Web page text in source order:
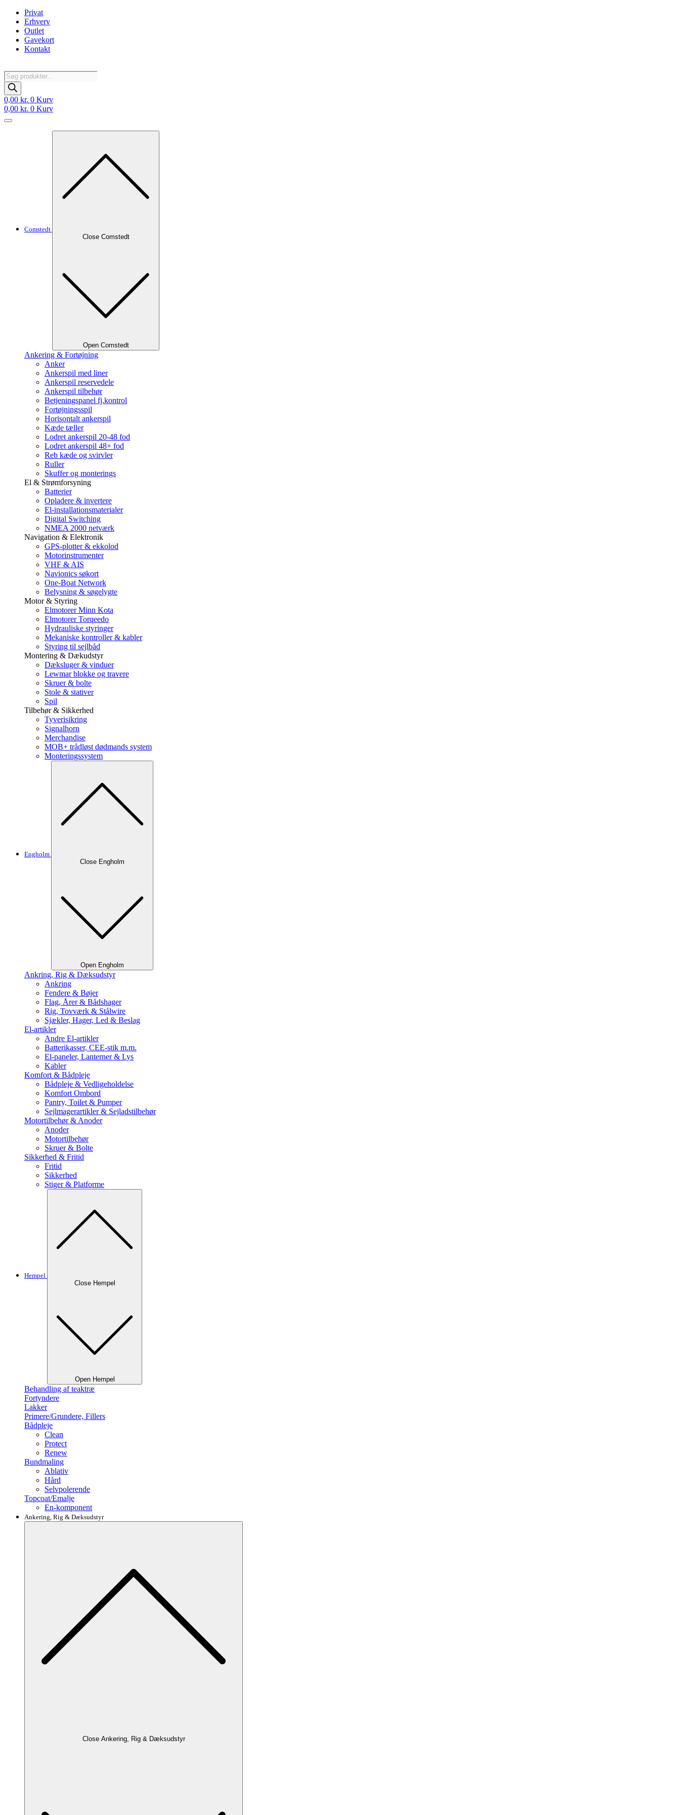
Videre
indhold
Privat
Erhverv
Outlet
Gavekort
Kontakt
Products
search
0,00 kr. 0 Kurv
0,00 kr. 0 Kurv
Comstedt
Close Comstedt
Open Comstedt
Ankering & Fortøjning
Anker
Ankerspil med liner
Ankerspil reservedele
Ankerspil tilbehør
Betjeningspanel fj.kontrol
Fortøjningsspil
Horisontalt ankerspil
Kæde tæller
Lodret ankerspil 20-48 fod
Lodret ankerspil 48+ fod
Reb kæde og svirvler
Ruller
Skuffer og monterings
El & Strømforsyning
Batterier
Opladere & invertere
El-installationsmaterialer
Digital Switching
NMEA 2000 netværk
Navigation & Elektronik
GPS-plotter & ekkolod
Motorinstrumenter
VHF & AIS
Navionics søkort
One-Boat Network
Belysning & søgelygte
Motor & Styring
Elmotorer Minn Kota
Elmotorer Torqeedo
Hydrauliske styringer
Mekaniske kontroller & kabler
Styring til sejlbåd
Montering & Dækudstyr
Dæksluger & vinduer
Lewmar blokke og travere
Skruer & bolte
Stole & stativer
Spil
Tilbehør & Sikkerhed
Tyverisikring
Signalhorn
Merchandise
MOB+ trådløst dødmands system
Monteringssystem
Engholm
Close Engholm
Open Engholm
Ankring, Rig & Dæksudstyr
Ankring
Fendere & Bøjer
Flag, Årer & Bådshager
Rig, Tovværk & Stålwire
Sjækler, Hager, Led & Beslag
El-artikler
Andre El-artikler
Batterikasser, CEE-stik m.m.
El-paneler, Lanterner & Lys
Kabler
Komfort & Bådpleje
Bådpleje & Vedligeholdelse
Komfort Ombord
Pantry, Toilet & Pumper
Sejlmagerartikler & Sejladstilbehør
Motortilbehør & Anoder
Anoder
Motortilbehør
Skruer & Bolte
Sikkerhed & Fritid
Fritid
Sikkerhed
Stiger & Platforme
Hempel
Close Hempel
Open Hempel
Behandling af teaktræ
Fortyndere
Lakker
Primere/Grundere, Fillers
Bådpleje
Clean
Protect
Renew
Bundmaling
Ablativ
Hård
Selvpolerende
Topcoat/Emalje
En-komponent
Ankering, Rig & Dæksudstyr
Close Ankering, Rig & Dæksudstyr